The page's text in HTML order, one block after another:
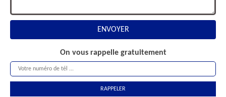
On vous rappelle gratuitement